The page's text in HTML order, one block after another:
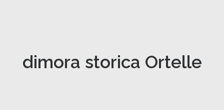
dimora storica Ortelle